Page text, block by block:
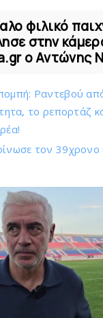
φιλικό
στην
ο Αντώνης
Ραντεβού
το ρεπορτάζ
τον 39χρονο